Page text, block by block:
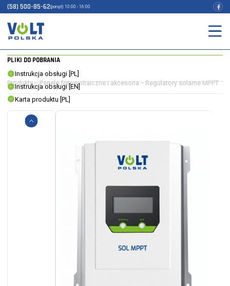
(58) 500-85-62(pon-pt) 10:00 - 16:00
Produkty–Panele fotowoltaiczne i akcesoria–Regulatory solarne MPPT
BLUETOOTH
INDEKS:3IPSMPPT42
PLIKI DO POBRANIA
Instrukcja obsługi [PL]
Instrukcja obsługi [EN]
Karta produktu [PL]